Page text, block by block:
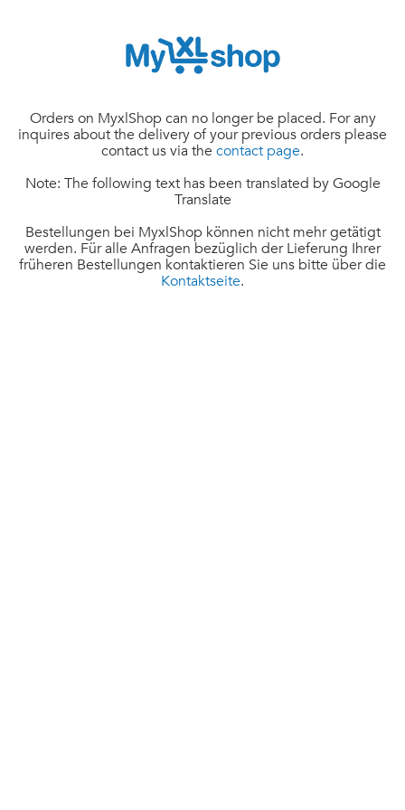
Orders on MyxlShop can no longer be placed. For any
inquires about the delivery of your previous orders please
contact us via the contact page.
Note: The following text has been translated by Google
Translate
Bestellungen bei MyxlShop können nicht mehr getätigt
werden. Für alle Anfragen bezüglich der Lieferung Ihrer
früheren Bestellungen kontaktieren Sie uns bitte über die
Kontaktseite.